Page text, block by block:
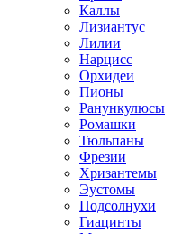
Каллы
Лизиантус
Лилии
Нарцисс
Орхидеи
Пионы
Ранункулюсы
Ромашки
Тюльпаны
Фрезии
Хризантемы
Эустомы
Подсолнухи
Гиацинты